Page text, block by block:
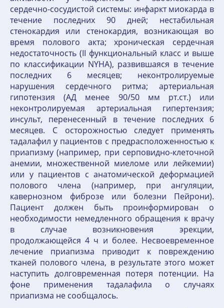
сердечно-сосудистой системы: инфаркт миокарда в
течение последних 90 дней; нестабильная
стенокардия или стенокардия, возникающая во
время полового акта; хроническая сердечная
недостаточность (II функциональный класс и выше
по классификации NYHA), развившаяся в течение
последних 6 месяцев; неконтролируемые
нарушения сердечного ритма; артериальная
гипотензия (АД менее 90/50 мм рт.ст.) или
неконтролируемая артериальная гипертензия;
инсульт, перенесенный в течение последних 6
месяцев. С осторожностью следует применять
тадалафил у пациентов с предрасположенностью к
приапизму (например, при серповидно-клеточной
анемии, множественной миеломе или лейкемии)
или у пациентов с анатомической деформацией
полового члена (например, при ангуляции,
кавернозном фиброзе или болезни Пейрони).
Пациент должен быть проинформирован о
необходимости немедленного обращения к врачу
в случае возникновения эрекции,
продолжающейся 4 ч и более. Несвоевременное
лечение приапизма приводит к повреждению
тканей полового члена, в результате этого может
наступить долговременная потеря потенции. На
фоне применения тадалафила о случаях
приапизма не сообщалось.